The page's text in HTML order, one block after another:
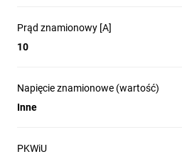
Prąd znamionowy [A]
10
Napięcie znamionowe (wartość)
Inne
PKWiU